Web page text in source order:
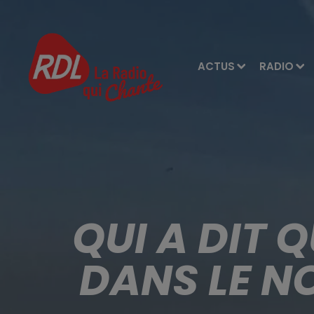
ACTUS RADIO
QUI A DIT
DANS LE